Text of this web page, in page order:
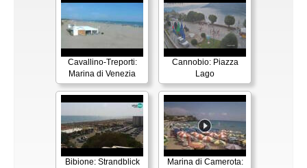
Cavallino-Treporti:
Marina di Venezia
Cannobio: Piazza
Lago
Bibione: Strandblick
Marina di Camerota: